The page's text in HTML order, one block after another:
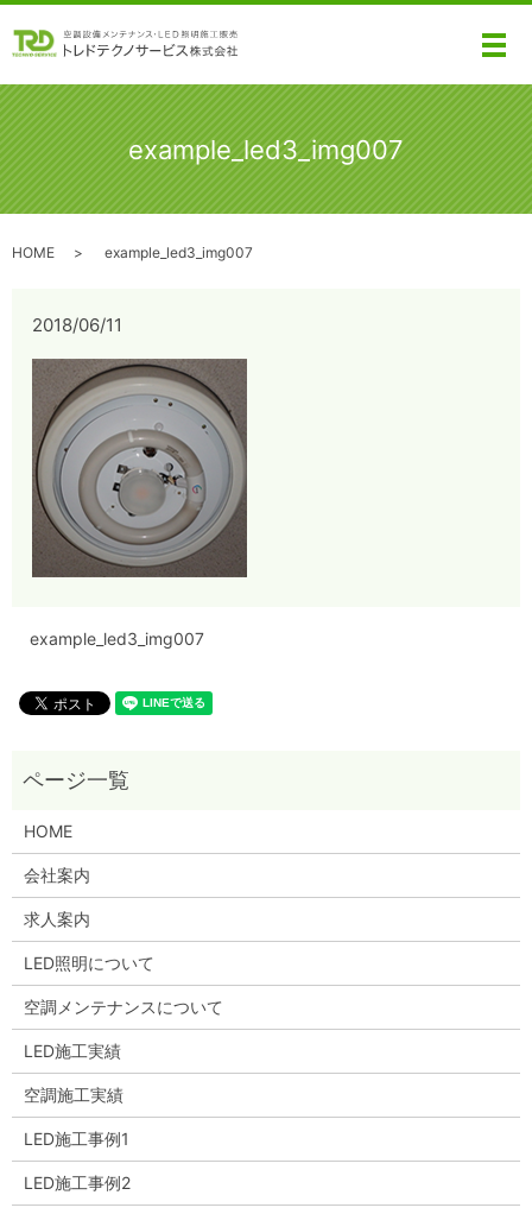
メ
example_led3_img007
HOME example_led3_img007
2018/06/11
example_led3_img007
HOME
会社案内
求人案内
LED照明について
空調メンテナンスについて
LED施工実績
空調施工実績
LED施工事例1
LED施工事例2